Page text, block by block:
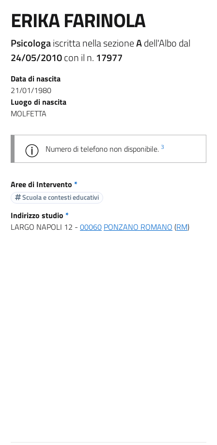
ERIKA FARINOLA
Psicologaiscritta nella sezioneAdell'Albo dal
24/05/2010con il n. 17977
Data di nascita
21/01/1980
Luogo di nascita
MOLFETTA
Numero di telefono non disponibile. 3
Aree di Intervento *
Scuola e contesti educativi
Indirizzo studio *
LARGO NAPOLI 12 - 00060 PONZANO ROMANO (RM)